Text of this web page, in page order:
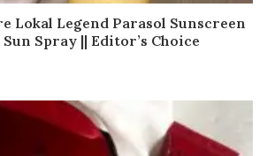
Lokal Legend Parasol Sunscreen
Spray || Editor’s Choice